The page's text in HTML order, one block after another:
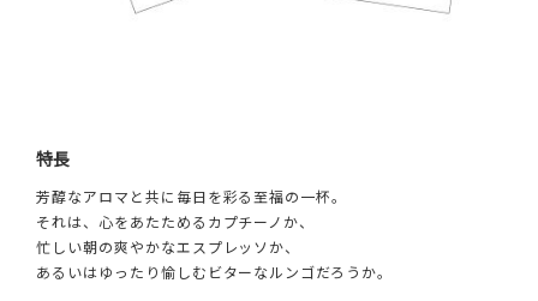
特長
芳醇なアロマと共に毎日を彩る至福の一杯。
それは、心をあたためるカプチーノか、
忙しい朝の爽やかなエスプレッソか、
あるいはゆったり愉しむビターなルンゴだろうか。